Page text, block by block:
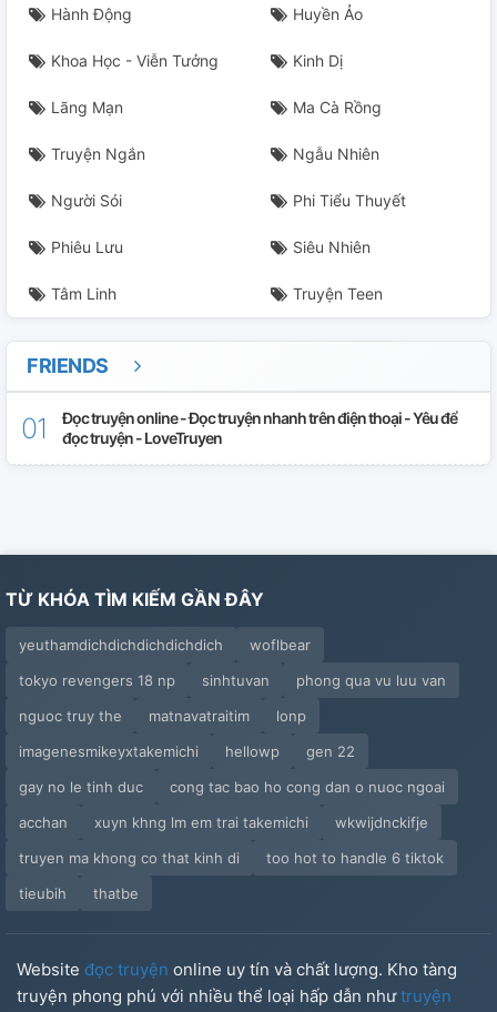
Hành Động Huyền Ảo
Khoa Học - Viễn Tưởng Kinh Dị
Lãng Mạn Ma Cà Rồng
Truyện Ngắn Ngẫu Nhiên
Người Sói Phi Tiểu Thuyết
Phiêu Lưu Siêu Nhiên
Tâm Linh Truyện Teen
FRIENDS
Đọc truyện online - Đọc truyện nhanh trên điện thoại - Yêu để
đọc truyện - LoveTruyen
TỪ KHÓA TÌM KIẾM GẦN ĐÂY
yeuthamdichdichdichdichdich
woflbear
tokyo revengers 18 np
sinhtuvan
phong qua vu luu van
nguoc truy the
matnavatraitim
lonp
imagenesmikeyxtakemichi
hellowp
gen 22
gay no le tinh duc
cong tac bao ho cong dan o nuoc ngoai
acchan
xuyn khng lm em trai takemichi
wkwijdnckifje
truyen ma khong co that kinh di
too hot to handle 6 tiktok
tieubih
thatbe
Website đọc truyện online uy tín và chất lượng. Kho tàng
truyện phong phú với nhiều thể loại hấp dẫn nhưtruyện